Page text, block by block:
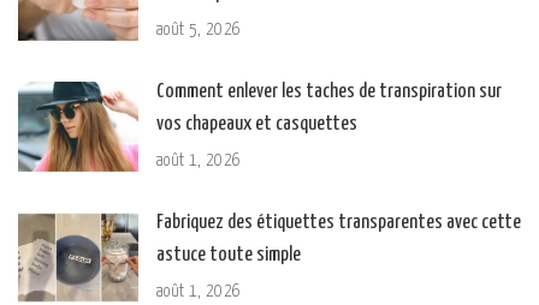
août 5, 2026
Comment enlever les taches de transpiration sur
vos chapeaux et casquettes
août 1, 2026
Fabriquez des étiquettes transparentes avec cette
astuce toute simple
août 1, 2026